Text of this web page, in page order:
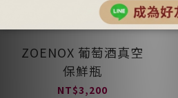
ZOENOX 葡萄酒真空
保鮮瓶
NT$3,200